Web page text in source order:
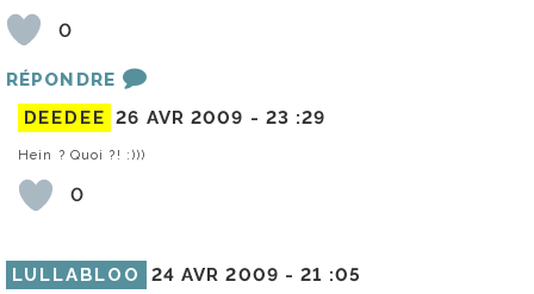
0
RÉPONDRE
DEEDEE 26 AVR 2009 - 23 :29
Hein ? Quoi ?! :)))
0
LULLABLOO 24 AVR 2009 -21 :05